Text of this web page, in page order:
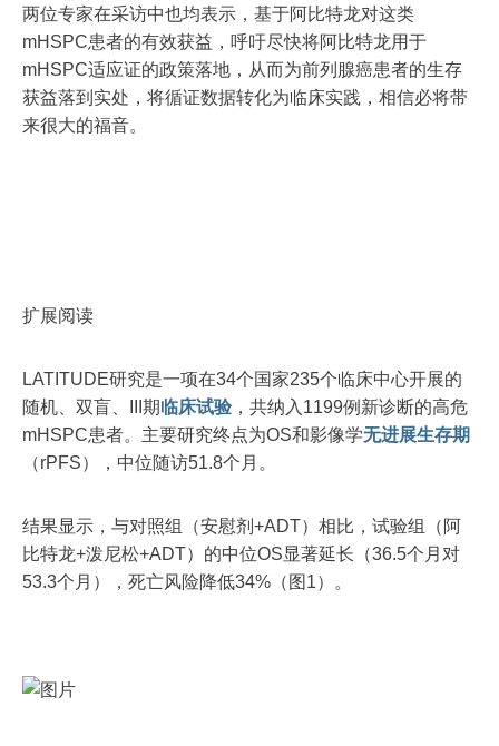
两位专家在采访中也均表示，基于阿比特龙对这类
mHSPC患者的有效获益，呼吁尽快将阿比特龙用于
mHSPC适应证的政策落地，从而为前列腺癌患者的生存
获益落到实处，将循证数据转化为临床实践，相信必将带
来很大的福音。
扩展阅读
LATITUDE研究是一项在34个国家235个临床中心开展的
随机、双盲、III期临床试验 ，共纳入1199例新诊断的高危
mHSPC患者。主要研究终点为OS和影像学无进展生存期
（rPFS），中位随访51.8个月。
结果显示，与对照组（安慰剂+ADT）相比，试验组（阿
比特龙+泼尼松+ADT）的中位OS显著延长（36.5个月对
53.3个月），死亡风险降低34%（图1）。